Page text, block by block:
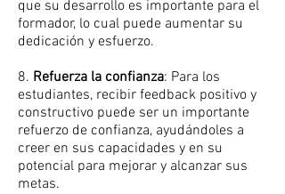
que su desarrollo es importante para el
formador, lo cual puede aumentar su
dedicación y esfuerzo.
8. Refuerza la confianza: Para los
estudiantes, recibir feedback positivo y
constructivo puede ser un importante
refuerzo de confianza, ayudándoles a
creer en sus capacidades y en su
potencial para mejorar y alcanzar sus
metas.